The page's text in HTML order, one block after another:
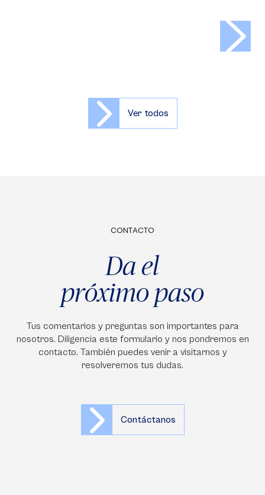
Ver todos
CONTACTO
Da el
próximo paso
Tus comentarios y preguntas son importantes para
nosotros. Diligencia este formulario y nos pondremos en
contacto. También puedes venir a visitarnos y
resolveremos tus dudas.
Contáctanos